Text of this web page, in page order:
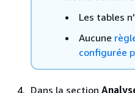
Les tables
Aucune
configurée
Dans la section